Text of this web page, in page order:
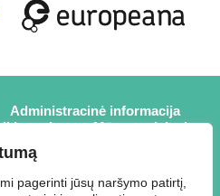
pagerinti jūsų naršymo patirtį,
Administracinė informacija
sritys
Mūsų projektai